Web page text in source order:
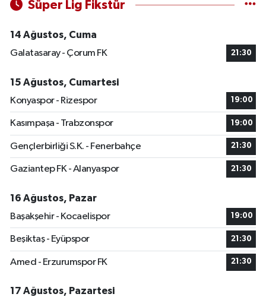
Süper Lig Fikstür
14 Ağustos, Cuma
Galatasaray - Çorum FK
21:30
15 Ağustos, Cumartesi
Konyaspor - Rizespor
19:00
Kasımpaşa - Trabzonspor 19:00
Gençlerbirliği S.K. - Fenerbahçe 21:30
Gaziantep FK - Alanyaspor 21:30
16 Ağustos, Pazar
Başakşehir - Kocaelispor
19:00
Beşiktaş - Eyüpspor 21:30
Amed - Erzurumspor FK 21:30
17 Ağustos, Pazartesi